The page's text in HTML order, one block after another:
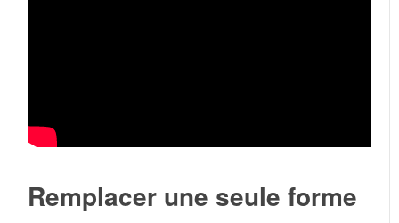
Remplacer une seule forme